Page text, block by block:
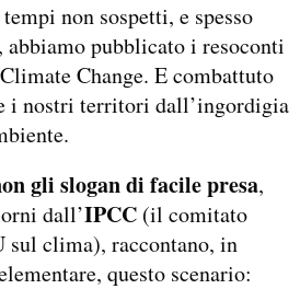
non sospetti, e spesso
pubblicato i resoconti
Change. E combattuto
i nostri territori dall’ingordigia
gli slogan di facile presa,
dall’IPCC (il comitato
sul clima), raccontano, in
questo scenario: